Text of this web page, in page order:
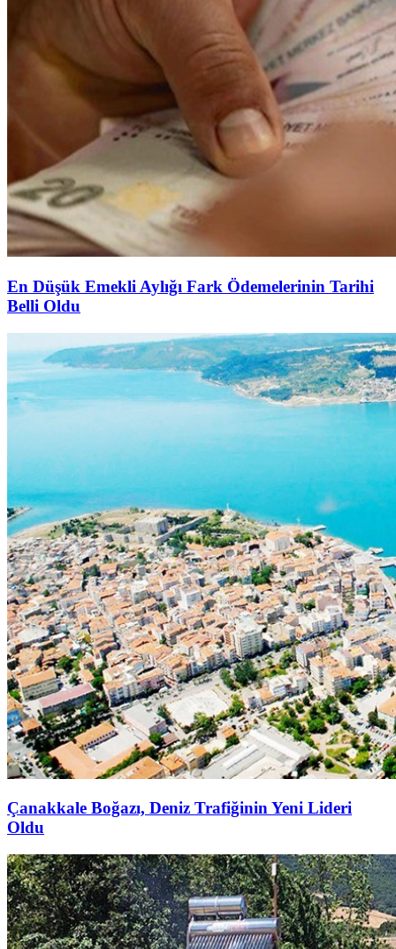
En Düşük Emekli Aylığı Fark Ödemelerinin Tarihi
Belli Oldu
Çanakkale Boğazı, Deniz Trafiğinin Yeni Lideri
Oldu